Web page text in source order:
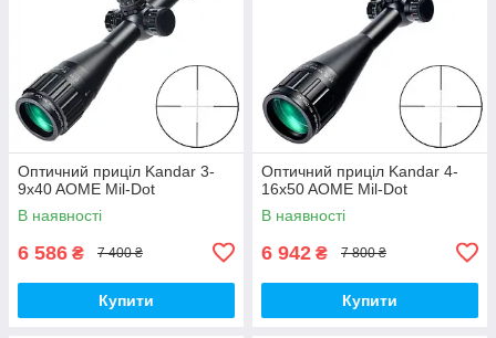
Оптичний приціл Kandar 3-
9x40 AOME Mil-Dot
В наявності
6 586 ₴ 7 400 ₴
Купити
Оптичний приціл Kandar 4-
16x50 AOME Mil-Dot
В наявності
6 942 ₴ 7 800 ₴
Купити